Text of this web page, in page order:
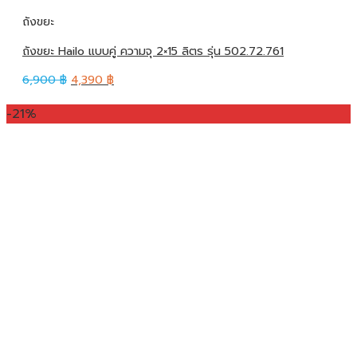
ถังขยะ
ถังขยะ Hailo แบบคู่ ความจุ 2×15 ลิตร รุ่น 502.72.761
6,900฿ 4,390 ฿
-21%